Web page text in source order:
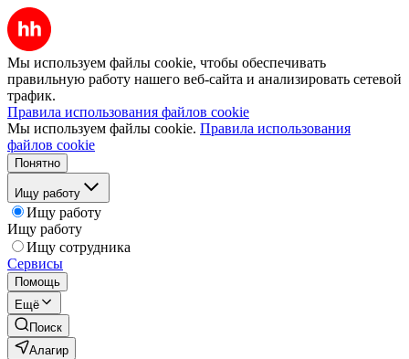
Мы используем файлы cookie, чтобы обеспечивать
правильную работу нашего веб-сайта и анализировать сетевой
трафик.
Правила использования файлов cookie
Мы используем файлы cookie. Правила использования
файлов cookie
Понятно
Ищу работу
Ищу работу
Ищу работу
Ищу сотрудника
Сервисы
Помощь
Ещё
Поиск
Алагир